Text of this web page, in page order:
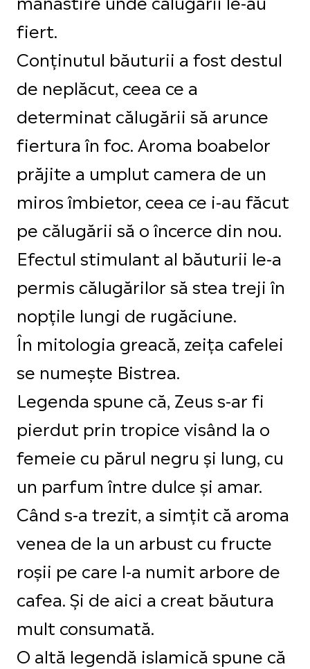
fiert.
Conținutul băuturii a fost destul
de neplăcut, ceea ce a
determinat călugării să arunce
fiertura în foc. Aroma boabelor
prăjite a umplut camera de un
miros îmbietor, ceea ce i-au făcut
pe călugării să o încerce din nou.
Efectul stimulant al băuturii le-a
permis călugărilor să stea treji în
nopțile lungi de rugăciune.
În mitologia greacă, zeița cafelei
se numește Bistrea.
Legenda spune că, Zeus s-ar fi
pierdut prin tropice visând la o
femeie cu părul negru și lung, cu
un parfum între dulce și amar.
Când s-a trezit, a simțit că aroma
venea de la un arbust cu fructe
roșii pe care l-a numit arbore de
cafea. Și de aici a creat băutura
mult consumată.
O altă legendă islamică spune că